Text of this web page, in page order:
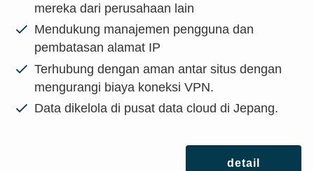
mereka dari perusahaan lain
Mendukung manajemen pengguna dan
pembatasan alamat IP
Terhubung dengan aman antar situs dengan
mengurangi biaya koneksi VPN.
Data dikelola di pusat data cloud di Jepang.
detail